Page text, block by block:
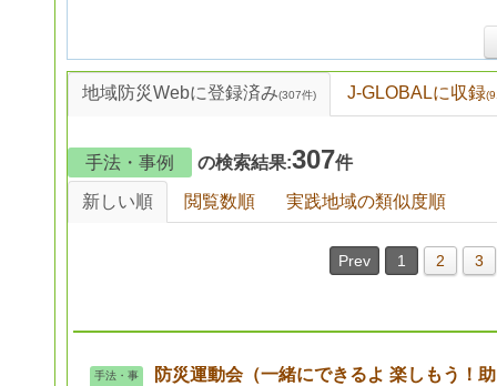
地域防災Webに登録済み(307件) J-GLOBALに収録(
手法・事例 の検索結果:307件
新しい順 閲覧数順 実践地域の類似度順
Prev 1 2 3
手法・事
防災運動会（一緒にできるよ 楽しもう！